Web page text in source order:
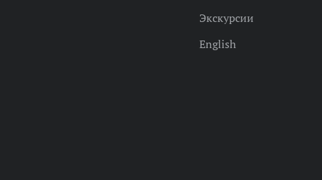
Экскурсии
English